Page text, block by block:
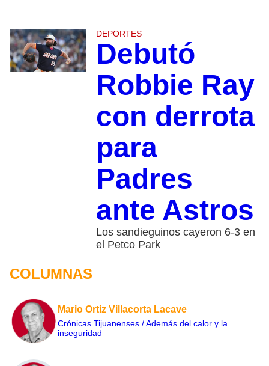
DEPORTES
Debutó
Robbie Ray
con derrota
para
Padres
ante Astros
Los sandieguinos cayeron 6-3 en
el Petco Park
COLUMNAS
Mario Ortiz Villacorta Lacave
Crónicas Tijuanenses / Además del calor y la
inseguridad